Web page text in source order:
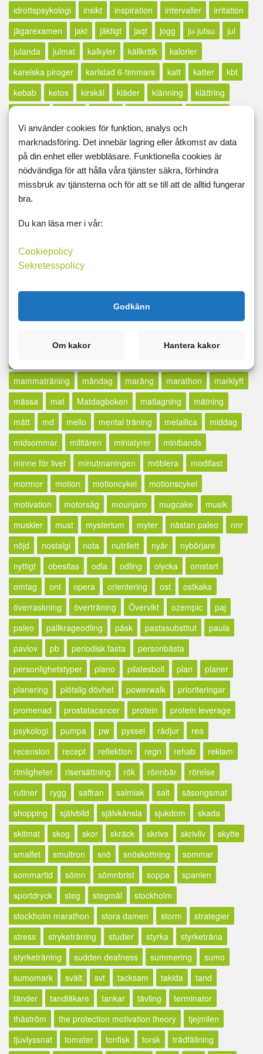
idrottspsykologi insikt inspiration intervaller
irritation
jägarexamen
jakt jäktigt jaqt jogg ju-jutsu
jul
julanda
julmat kalkyler källkritik
kalorier
karelska piroger
karlstad 6-timmars katt katter
kbt
kebab
ketos kirskål kläder klänning
klättring
kolesterol
koloni kolozzeum
kompost
konditionsträning
konsert konst
konstutställning
körkort
korv kost kostplanering
kostschema
kosttillskott
kroppsuppfattning
kyckling
lågkalori
löpning
lopp löpskytte lösningar lucia
lugn
madcow majblomma
mammaträning
måndag maräng marathon
marklyft
mässa
mat Matdagboken matlagning
mätning
mått
md mello mental träning metallica
middag
midsommar
militären miniatyrer
minibands
minne för livet
minutmaningen möblera
modifast
mormor
motion motioncykel
motionscykel
motivation
motorsåg mounjaro mugcake
musik
muskler
must mysterium myter nästan paleo
nnr
nöjd
nostalgi nota nutrilett nyår
nybörjare
nyttigt
obesitas odla odling olycka
omstart
omtag
ont opera orientering ost
ostkaka
överraskning
överträning Övervikt ozempic
paj
paleo
pallkrageodling påsk pastasubstitut
paula
pavlov
pb periodisk fasta
personbästa
personlighetstyper
piano pilatesboll plan
planer
planering
plötslig dövhet powerwalk
prioriteringar
promenad
prostatacancer protein
protein leverage
psykologi
pumpa pw pyssel rådjur
rea
recension
recept reflektion regn rehab
reklam
rimligheter
risersättning rök rönnbär
rörelse
rutiner
rygg saffran salmiak salt
säsongsmat
shopping
självbild självkänsla sjukdom
skada
skitmat
skog skor skräck skriva skrivliv
skytte
smalfet
smultron snö snöskottning
sommar
sommartid
sömn sömnbrist soppa
spanien
sportdryck
steg stegmål
stockholm
stockholm marathon
stora damen storm
strategier
stress
stryketräning studier styrka
styrketräna
styrketräning
sudden deafness summering
sumo
sumomark
svält svt tacksam takida
tand
tänder
tandläkare tankar tävling
terminator
thåström
the protection motivation theory
tjejmilen
tjuvlyssnat
tomater tonfisk torsk
trädfällning
Vi använder cookies för funktion, analys och
marknadsföring. Det innebär lagring eller åtkomst av data
på din enhet eller webbläsare. Funktionella cookies är
nödvändiga för att hålla våra tjänster säkra, förhindra
missbruk av tjänsterna och för att se till att de alltid fungerar
bra.
Du kan läsa mer i vår:
Cookiepolicy
Sekretesspolicy
Godkänn
Om kakor Hantera kakor